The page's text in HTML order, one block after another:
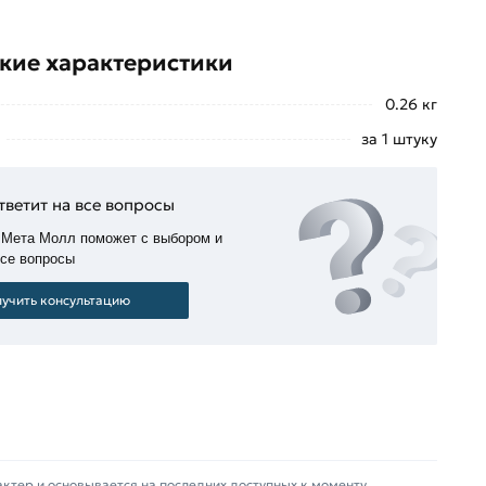
характеристики
0.26 кг
за 1 штуку
на все вопросы
Мета Молл поможет с выбором и
вопросы
консультацию